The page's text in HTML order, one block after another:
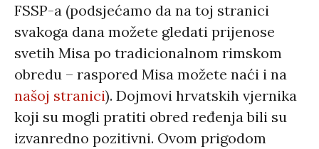
FSSP-a (podsjećamo da na toj stranici
svakoga dana možete gledati prijenose
svetih Misa po tradicionalnom rimskom
obredu – raspored Misa možete naći i na
našoj stranici). Dojmovi hrvatskih vjernika
koji su mogli pratiti obred ređenja bili su
izvanredno pozitivni. Ovom prigodom